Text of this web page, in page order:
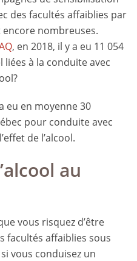
des facultés affaiblies par
encore nombreuses.
, en 2018, il y a eu 11 054
à la conduite avec
eu en moyenne 30
pour conduite avec
de l’alcool.
au
vous risquez d’être
facultés affaiblies sous
vous conduisez un